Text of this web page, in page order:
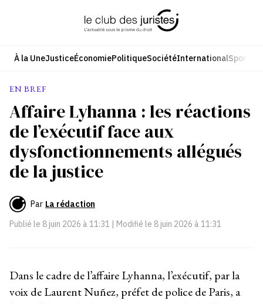
À la UneJusticeÉconomiePolitiqueSociétéInternationalSport
EN BREF
Affaire Lyhanna : les réactions
de l’exécutif face aux
dysfonctionnements allégués
de la justice
Par La rédaction
Publié le 8 juin 2026 à 11:31 | Modifié le 8 juin 2026 à 11:31
Dans le cadre de l’affaire Lyhanna, l’exécutif, par la
voix de Laurent Nuñez, préfet de police de Paris, a